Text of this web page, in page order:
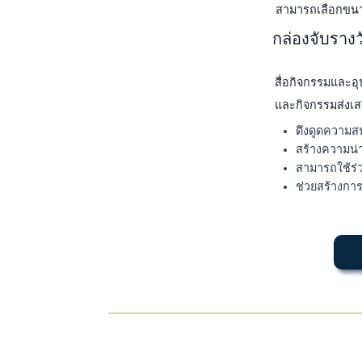
สามารถเลือกข
กล่องจับราง
สื่อกิจกรรมและ
และกิจกรรมส่งเ
ดึงดูดความ
สร้างความ
สามารถใช้ร่
ช่วยสร้างกา